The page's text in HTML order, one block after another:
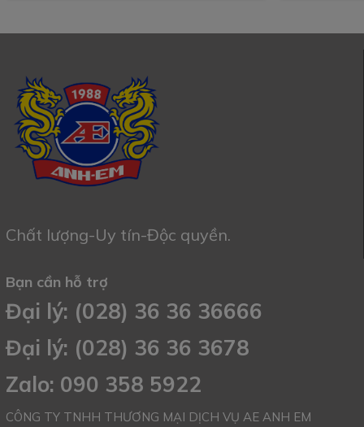
Chất lượng-Uy tín-Độc quyền.
Bạn cần hỗ trợ
Đại lý: (028) 36 36 36666
Đại lý: (028) 36 36 3678
Zalo: 090 358 5922
CÔNG TY TNHH THƯƠNG MẠI DỊCH VỤ AE ANH EM